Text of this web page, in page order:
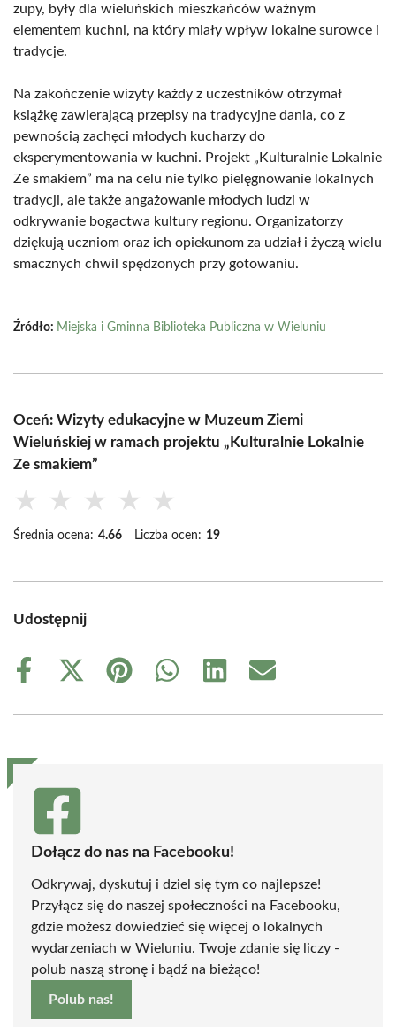
zupy, były dla wieluńskich mieszkańców ważnym
elementem kuchni, na który miały wpływ lokalne surowce i
tradycje.
Na zakończenie wizyty każdy z uczestników otrzymał
książkę zawierającą przepisy na tradycyjne dania, co z
pewnością zachęci młodych kucharzy do
eksperymentowania w kuchni. Projekt „Kulturalnie Lokalnie
Ze smakiem” ma na celu nie tylko pielęgnowanie lokalnych
tradycji, ale także angażowanie młodych ludzi w
odkrywanie bogactwa kultury regionu. Organizatorzy
dziękują uczniom oraz ich opiekunom za udział i życzą wielu
smacznych chwil spędzonych przy gotowaniu.
Źródło: Miejska i Gminna Biblioteka Publiczna w Wieluniu
Oceń: Wizyty edukacyjne w Muzeum Ziemi
Wieluńskiej w ramach projektu „Kulturalnie Lokalnie
Ze smakiem”
★ ★ ★ ★ ★
Średnia ocena: 4.66 Liczba ocen: 19
Udostępnij
Share
Share
(Twitter)
Share
Share
Share
Share
Dołącz do nas na Facebooku!
Odkrywaj, dyskutuj i dziel się tym co najlepsze!
Przyłącz się do naszej społeczności na Facebooku,
gdzie możesz dowiedzieć się więcej o lokalnych
wydarzeniach w Wieluniu. Twoje zdanie się liczy -
polub naszą stronę i bądź na bieżąco!
Polub nas!